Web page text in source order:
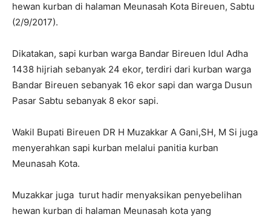
hewan kurban di halaman Meunasah Kota Bireuen, Sabtu
(2/9/2017).
Dikatakan, sapi kurban warga Bandar Bireuen Idul Adha
1438 hijriah sebanyak 24 ekor, terdiri dari kurban warga
Bandar Bireuen sebanyak 16 ekor sapi dan warga Dusun
Pasar Sabtu sebanyak 8 ekor sapi.
Wakil Bupati Bireuen DR H Muzakkar A Gani,SH, M Si juga
menyerahkan sapi kurban melalui panitia kurban
Meunasah Kota.
Muzakkar juga turut hadir menyaksikan penyebelihan
hewan kurban di halaman Meunasah kota yang